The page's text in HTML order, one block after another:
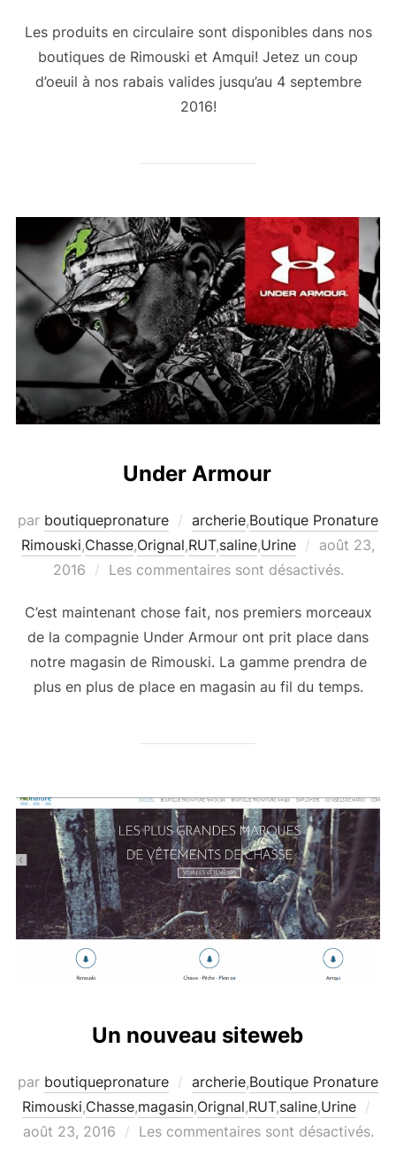
Les produits en circulaire sont disponibles dans nos
boutiques de Rimouski et Amqui! Jetez un coup
d’oeuil à nos rabais valides jusqu’au 4 septembre
2016!
Under Armour
par boutiquepronature archerie,Boutique Pronature
Rimouski,Chasse,Orignal,RUT,saline,Urine
Publié
le
août 23,
2016
Les commentaires sont désactivés.
C’est maintenant chose fait, nos premiers morceaux
de la compagnie Under Armour ont prit place dans
notre magasin de Rimouski. La gamme prendra de
plus en plus de place en magasin au fil du temps.
Un nouveau siteweb
par boutiquepronature archerie,Boutique Pronature
Rimouski,Chasse,magasin,Orignal,RUT,saline,Urine
août 23, 2016 Les commentaires sont désactivés.